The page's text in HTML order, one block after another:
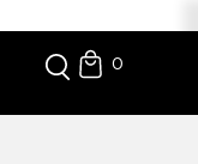
0